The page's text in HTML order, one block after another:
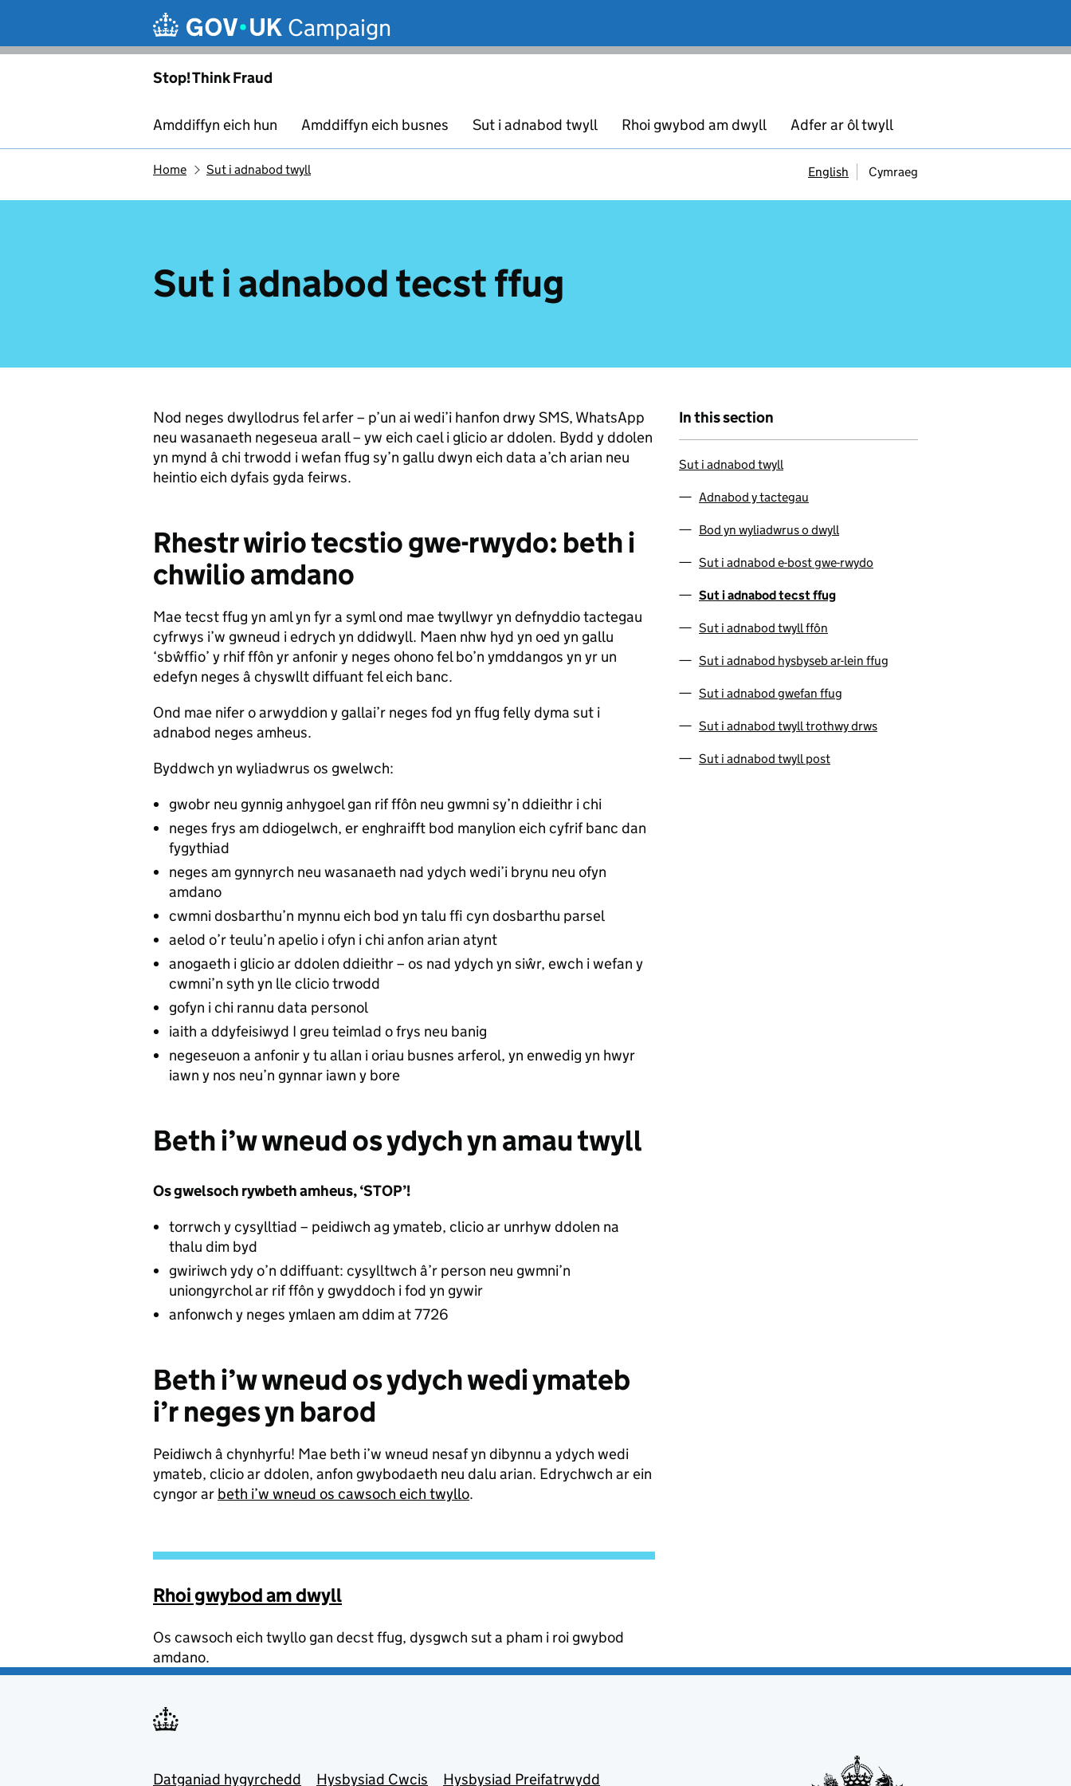
Campaign
Stop! Think Fraud
Amddiffyn eich hun Amddiffyn eich busnes Sut i adnabod twyll Rhoi gwybod am dwyll Adfer ar ôl twyll
Home Sut i adnabod twyll English Cymraeg
Sut i adnabod tecst ffug
Nod neges dwyllodrus fel arfer – p’un ai wedi’i hanfon drwy SMS, WhatsApp
neu wasanaeth negeseua arall – yw eich cael i glicio ar ddolen. Bydd y ddolen
yn mynd â chi trwodd i wefan ffug sy’n gallu dwyn eich data a’ch arian neu
heintio eich dyfais gyda feirws.
Rhestr wirio tecstio gwe-rwydo: beth i
chwilio amdano
Mae tecst ffug yn aml yn fyr a syml ond mae twyllwyr yn defnyddio tactegau
cyfrwys i’w gwneud i edrych yn ddidwyll. Maen nhw hyd yn oed yn gallu
‘sbŵffio’ y rhif ffôn yr anfonir y neges ohono fel bo’n ymddangos yn yr un
edefyn neges â chyswllt diffuant fel eich banc.
Ond mae nifer o arwyddion y gallai’r neges fod yn ffug felly dyma sut i
adnabod neges amheus.
Byddwch yn wyliadwrus os gwelwch:
gwobr neu gynnig anhygoel gan rif ffôn neu gwmni sy’n ddieithr i chi
neges frys am ddiogelwch, er enghraifft bod manylion eich cyfrif banc dan
fygythiad
neges am gynnyrch neu wasanaeth nad ydych wedi’i brynu neu ofyn
amdano
cwmni dosbarthu’n mynnu eich bod yn talu ffi cyn dosbarthu parsel
aelod o’r teulu’n apelio i ofyn i chi anfon arian atynt
anogaeth i glicio ar ddolen ddieithr – os nad ydych yn siŵr, ewch i wefan y
cwmni’n syth yn lle clicio trwodd
gofyn i chi rannu data personol
iaith a ddyfeisiwyd I greu teimlad o frys neu banig
negeseuon a anfonir y tu allan i oriau busnes arferol, yn enwedig yn hwyr
iawn y nos neu’n gynnar iawn y bore
Beth i’w wneud os ydych yn amau twyll
Os gwelsoch rywbeth amheus, ‘STOP’!
torrwch y cysylltiad – peidiwch ag ymateb, clicio ar unrhyw ddolen na
thalu dim byd
gwiriwch ydy o’n ddiffuant: cysylltwch â’r person neu gwmni’n
uniongyrchol ar rif ffôn y gwyddoch i fod yn gywir
anfonwch y neges ymlaen am ddim at 7726
Beth i’w wneud os ydych wedi ymateb
i’r neges yn barod
Peidiwch â chynhyrfu! Mae beth i’w wneud nesaf yn dibynnu a ydych wedi
ymateb, clicio ar ddolen, anfon gwybodaeth neu dalu arian. Edrychwch ar ein
cyngor ar beth i’w wneud os cawsoch eich twyllo.
Rhoi gwybod am dwyll
Os cawsoch eich twyllo gan decst ffug, dysgwch sut a pham i roi gwybod
amdano.
In this section
Sut i adnabod twyll
Adnabod y tactegau
Bod yn wyliadwrus o dwyll
Sut i adnabod e-bost gwe-rwydo
Sut i adnabod tecst ffug
Sut i adnabod twyll ffôn
Sut i adnabod hysbyseb ar-lein ffug
Sut i adnabod gwefan ffug
Sut i adnabod twyll trothwy drws
Sut i adnabod twyll post
Datganiad hygyrchedd Hysbysiad Cwcis Hysbysiad Preifatrwydd